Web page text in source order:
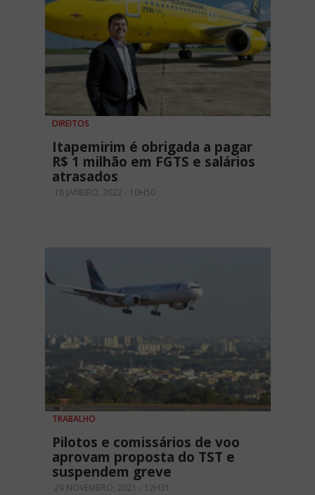
DIREITOS
Itapemirim é obrigada a pagar
R$ 1 milhão em FGTS e salários
atrasados
18 JANEIRO, 2022 - 10H50
TRABALHO
Pilotos e comissários de voo
aprovam proposta do TST e
suspendem greve
29 NOVEMBRO, 2021 - 12H31